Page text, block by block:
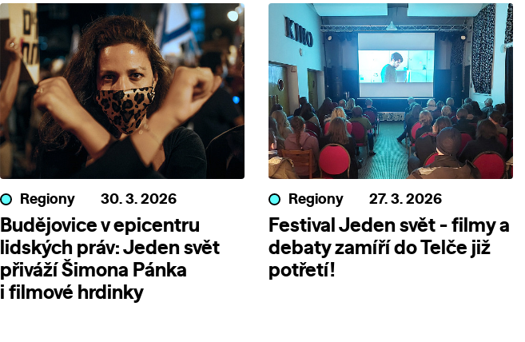
Regiony 30. 3. 2026
Budějovice v epicentru
lidských práv: Jeden svět
přiváží Šimona Pánka
i filmové hrdinky
Regiony 27. 3. 2026
Festival Jeden svět - filmy a
debaty zamíří do Telče již
potřetí!